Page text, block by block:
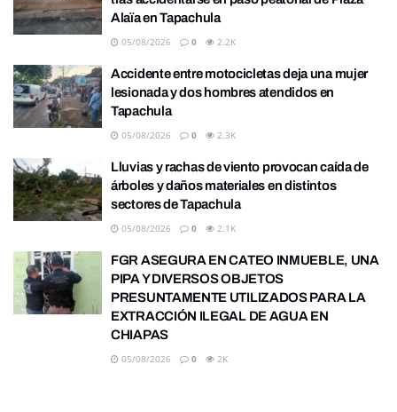
Alaïa en Tapachula
05/08/2026 0 2.2K
Accidente entre motocicletas deja una mujer
lesionada y dos hombres atendidos en
Tapachula
05/08/2026 0 2.3K
Lluvias y rachas de viento provocan caída de
árboles y daños materiales en distintos
sectores de Tapachula
05/08/2026 0 2.1K
FGR ASEGURA EN CATEO INMUEBLE, UNA
PIPA Y DIVERSOS OBJETOS
PRESUNTAMENTE UTILIZADOS PARA LA
EXTRACCIÓN ILEGAL DE AGUA EN
CHIAPAS
05/08/2026 0 2K